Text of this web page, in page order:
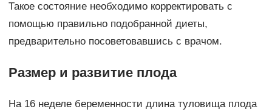
Такое состояние необходимо корректировать с
помощью правильно подобранной диеты,
предварительно посоветовавшись с врачом.
Размер и развитие плода
На 16 неделе беременности длина туловища плода